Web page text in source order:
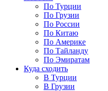
По Турции
По Грузии
По России
По Китаю
По Америке
По Тайланду
По Эмиратам
Куда сходить
В Турции
В Грузии